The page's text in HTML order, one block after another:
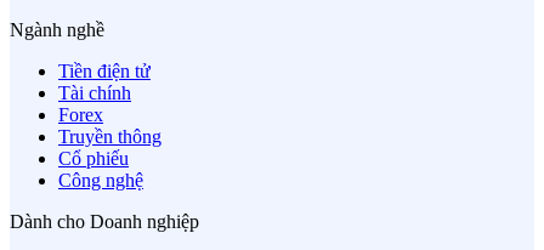
Ngành nghề
Tiền điện tử
Tài chính
Forex
Truyền thông
Cổ phiếu
Công nghệ
Dành cho Doanh nghiệp